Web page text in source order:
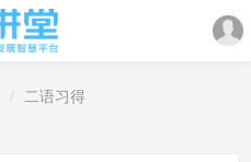
二语习得